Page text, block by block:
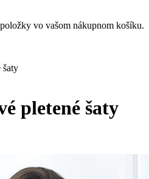
vo vašom nákupnom košíku.
šaty
pletené šaty